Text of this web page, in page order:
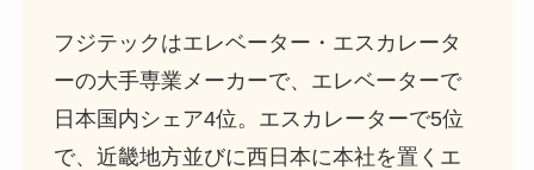
フジテックはエレベーター・エスカレータ
ーの大手専業メーカーで、エレベーターで
日本国内シェア4位。エスカレーターで5位
で、近畿地方並びに西日本に本社を置くエ